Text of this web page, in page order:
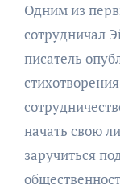
Одним из
сотрудничал
писатель
начать свою
заручиться